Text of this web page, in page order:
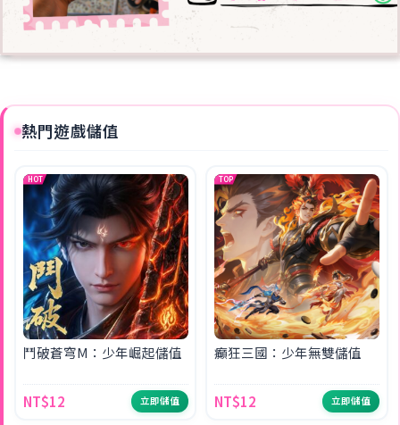
熱門遊戲儲值
HOT
鬥破蒼穹M：少年崛起儲值
NT$12 立即儲值
TOP
癲狂三國：少年無雙儲值
NT$12 立即儲值